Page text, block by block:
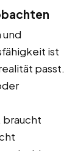
und
ist
passt.
braucht